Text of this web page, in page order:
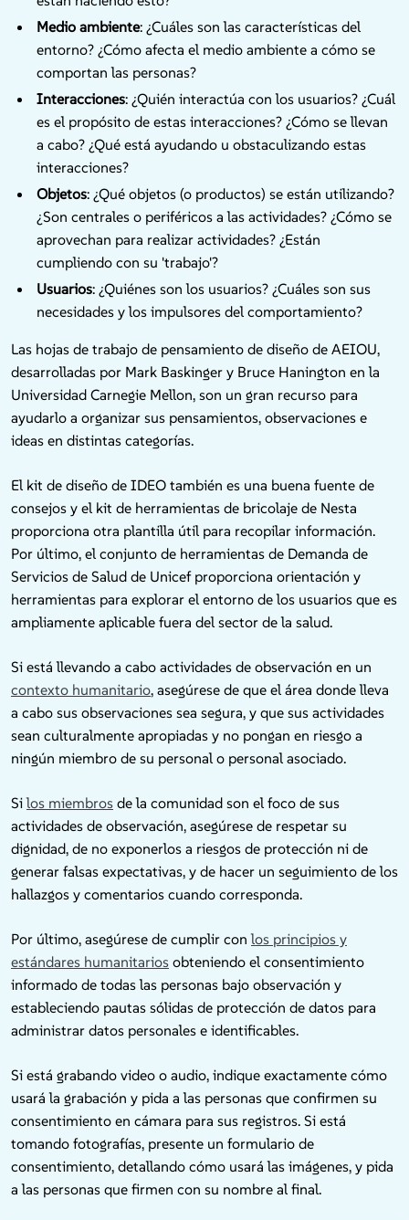
Medio ambiente: ¿Cuáles son las características del
entorno? ¿Cómo afecta el medio ambiente a cómo se
comportan las personas?
Interacciones: ¿Quién interactúa con los usuarios? ¿Cuál
es el propósito de estas interacciones? ¿Cómo se llevan
a cabo? ¿Qué está ayudando u obstaculizando estas
interacciones?
Objetos: ¿Qué objetos (o productos) se están utilizando?
¿Son centrales o periféricos a las actividades? ¿Cómo se
aprovechan para realizar actividades? ¿Están
cumpliendo con su 'trabajo'?
Usuarios: ¿Quiénes son los usuarios? ¿Cuáles son sus
necesidades y los impulsores del comportamiento?
Las hojas de trabajo de pensamiento de diseño de AEIOU,
desarrolladas por Mark Baskinger y Bruce Hanington en la
Universidad Carnegie Mellon, son un gran recurso para
ayudarlo a organizar sus pensamientos, observaciones e
ideas en distintas categorías.
El kit de diseño de IDEO también es una buena fuente de
consejos y el kit de herramientas de bricolaje de Nesta
proporciona otra plantilla útil para recopilar información.
Por último, el conjunto de herramientas de Demanda de
Servicios de Salud de Unicef proporciona orientación y
herramientas para explorar el entorno de los usuarios que es
ampliamente aplicable fuera del sector de la salud.
Si está llevando a cabo actividades de observación en un
contexto humanitario, asegúrese de que el área donde lleva
a cabo sus observaciones sea segura, y que sus actividades
sean culturalmente apropiadas y no pongan en riesgo a
ningún miembro de su personal o personal asociado.
Silos miembros de la comunidad son el foco de sus
actividades de observación, asegúrese de respetar su
dignidad, de no exponerlos a riesgos de protección ni de
generar falsas expectativas, y de hacer un seguimiento de los
hallazgos y comentarios cuando corresponda.
Por último, asegúrese de cumplir conlos principios y
estándares humanitarios obteniendo el consentimiento
informado de todas las personas bajo observación y
estableciendo pautas sólidas de protección de datos para
administrar datos personales e identificables.
Si está grabando video o audio, indique exactamente cómo
usará la grabación y pida a las personas que confirmen su
consentimiento en cámara para sus registros. Si está
tomando fotografías, presente un formulario de
consentimiento, detallando cómo usará las imágenes, y pida
a las personas que firmen con su nombre al final.